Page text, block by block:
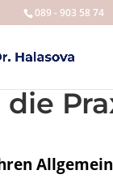
089 - 903 58 74
die